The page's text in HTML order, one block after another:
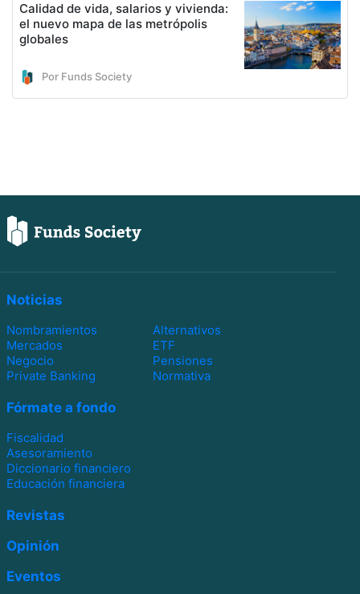
Calidad de vida, salarios y vivienda:
el nuevo mapa de las metrópolis
globales
Por Funds Society
Noticias
Nombramientos
Alternativos
Mercados
ETF
Negocio
Pensiones
Private Banking
Normativa
Fórmate a fondo
Fiscalidad
Asesoramiento
Diccionario financiero
Educación financiera
Revistas
Opinión
Eventos